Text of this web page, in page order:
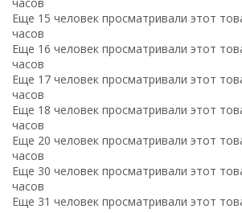
Еще 15 человек просматривали этот
часов
Еще 16 человек просматривали этот
часов
Еще 17 человек просматривали этот
часов
Еще 18 человек просматривали этот
часов
Еще 20 человек просматривали этот
часов
Еще 30 человек просматривали этот
часов
Еще 31 человек просматривали этот